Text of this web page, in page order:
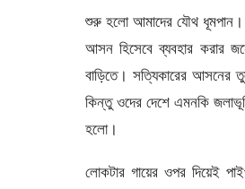
শুরু হলো আমাদের যৌথ ধূমপান।
আসন হিসেবে ব্যবহার করার
বাড়িতে। সত্যিকারের আসনের
কিন্তু ওদের দেশে এমনকি
হলো।
লোকটার গায়ের ওপর দিয়েই